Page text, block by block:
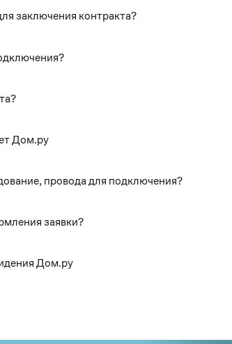
заключения контракта?
Дом.ру
провода для подключения?
заявки?
Дом.ру